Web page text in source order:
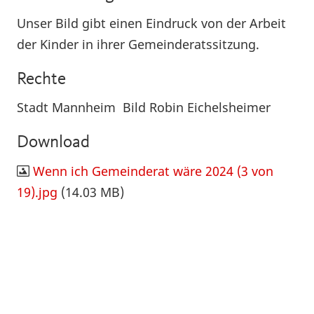
Unser Bild gibt einen Eindruck von der Arbeit
der Kinder in ihrer Gemeinderatssitzung.
Rechte
Stadt Mannheim Bild Robin Eichelsheimer
Download
Wenn ich Gemeinderat wäre 2024 (3 von
19).jpg (14.03 MB)